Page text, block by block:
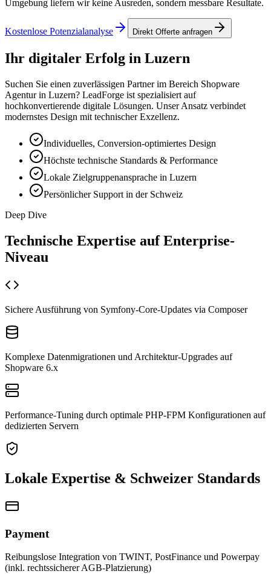
Umgebung liefern wir keine Ausreden, sondern messbare Resultate.
Kostenlose Potenzialanalyse Direkt Offerte anfragen
Ihr digitaler Erfolg in Luzern
Suchen Sie einen zuverlässigen Partner im Bereich Shopware
Agenturin Luzern? LeadForge ist spezialisiert auf
hochkonvertierende digitale Lösungen. Unser Ansatz verbindet
modernstes Design mit technischer Exzellenz.
Individuelles, Conversion-optimiertes Design
Höchste technische Standards & Performance
Lokale Zielgruppenansprache in Luzern
Persönlicher Support in der Schweiz
Deep Dive
Technische Expertise auf Enterprise-
Niveau
Sichere Ausführung von Symfony-Core-Updates via Composer
Komplexe Datenmigrationen und Architektur-Upgrades auf
Shopware 6.x
Performance-Tuning durch optimale PHP-FPM Konfigurationen auf
dedizierten Servern
Lokale Expertise & Schweizer Standards
Payment
Reibungslose Integration von TWINT, PostFinance und Powerpay
(inkl. rechtssicherer AGB-Platzierung)